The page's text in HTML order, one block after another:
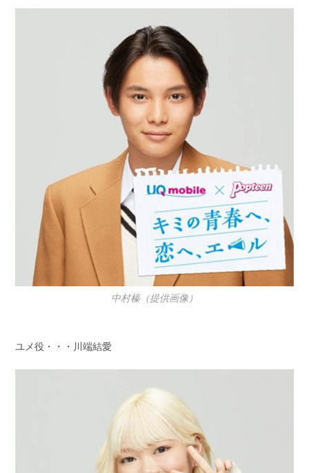
中村榛（提供画像）
ユメ役・・・川端結愛